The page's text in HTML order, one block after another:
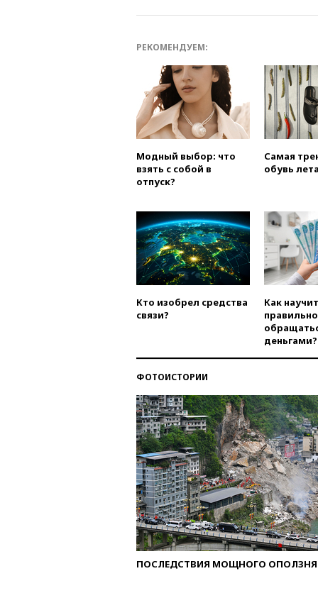
РЕКОМЕНДУЕМ:
Модный выбор: что
взять с собой в
отпуск?
Самая
обувь
Кто изобрел средства
связи?
Как
правильно
деньгами?
ФОТОИСТОРИИ
ПОСЛЕДСТВИЯ МОЩНОГО ОПОЛЗНЯ